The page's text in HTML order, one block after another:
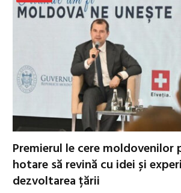
Premierul le cere moldovenilor
hotare să revină cu idei și
dezvoltarea țării